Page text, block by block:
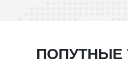
ПОПУТНЫЕ